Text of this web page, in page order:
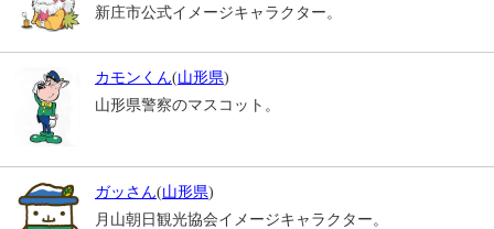
新庄市公式イメージキャラクター。
カモンくん(山形県)
山形県警察のマスコット。
ガッさん(山形県)
月山朝日観光協会イメージキャラクター。